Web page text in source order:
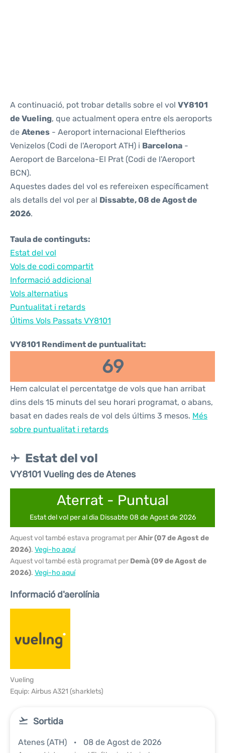
A continuació, pot trobar detalls sobre el vol VY8101
de Vueling, que actualment opera entre els aeroports
de Atenes - Aeroport internacional Eleftherios
Venizelos (Codi de l'Aeroport ATH) i Barcelona -
Aeroport de Barcelona-El Prat (Codi de l'Aeroport
BCN).
Aquestes dades del vol es refereixen específicament
als detalls del vol per al Dissabte, 08 de Agost de
2026.
Taula de continguts:
Estat del vol
Vols de codi compartit
Informació addicional
Vols alternatius
Puntualitat i retards
Últims Vols Passats VY8101
VY8101 Rendiment de puntualitat:
69
Hem calculat el percentatge de vols que han arribat
dins dels 15 minuts del seu horari programat, o abans,
basat en dades reals de vol dels últims 3 mesos. Més
sobre puntualitat i retards
Estat del vol
VY8101 Vueling des de Atenes
Aterrat - Puntual
Estat del vol per al dia Dissabte 08 de Agost de 2026
Aquest vol també estava programat perAhir (07 de Agost de
2026). Vegi-ho aquí
Aquest vol també està programat per Demà (09 de Agost de
2026). Vegi-ho aquí
Informació d'aerolínia
Vueling
Equip: Airbus A321 (sharklets)
Sortida
Atenes (ATH) 08 de Agost de 2026